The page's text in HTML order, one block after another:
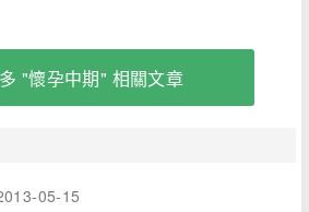
"懷孕中期" 相關文章
05-15